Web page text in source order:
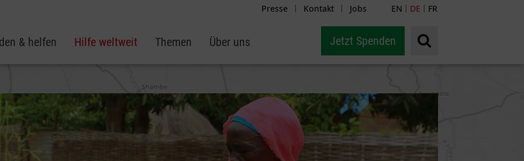
Presse | Kontakt | Jobs EN | DE | FR
& helfen Hilfe weltweit Themen Über uns Jetzt Spenden